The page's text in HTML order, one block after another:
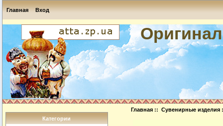
Главная Вход
Категории
Главная ::Сувенирные изделия